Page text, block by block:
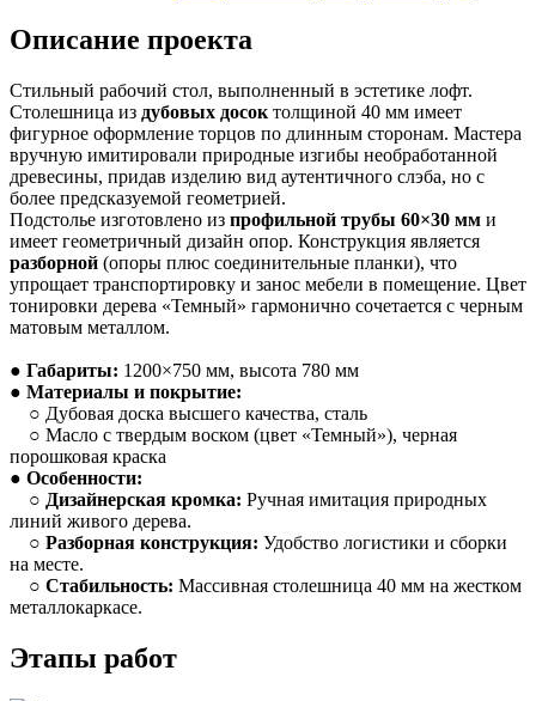
Описание проекта
Стильный рабочий стол, выполненный в эстетике лофт.
Столешница из дубовых досок толщиной 40 мм имеет
фигурное оформление торцов по длинным сторонам. Мастера
вручную имитировали природные изгибы необработанной
древесины, придав изделию вид аутентичного слэба, но с
более предсказуемой геометрией.
Подстолье изготовлено из профильной трубы 60×30 мм и
имеет геометричный дизайн опор. Конструкция является
разборной (опоры плюс соединительные планки), что
упрощает транспортировку и занос мебели в помещение. Цвет
тонировки дерева «Темный» гармонично сочетается с черным
матовым металлом.
● Габариты: 1200×750 мм, высота 780 мм
● Материалы и покрытие:
○ Дубовая доска высшего качества, сталь
○ Масло с твердым воском (цвет «Темный»), черная
порошковая краска
● Особенности:
○ Дизайнерская кромка: Ручная имитация природных
линий живого дерева.
○ Разборная конструкция: Удобство логистики и сборки
на месте.
○ Стабильность: Массивная столешница 40 мм на жестком
металлокаркасе.
Этапы работ